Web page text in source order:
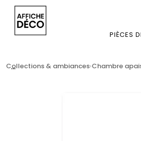
PIÈCES
...
Collections & ambiances Chambre